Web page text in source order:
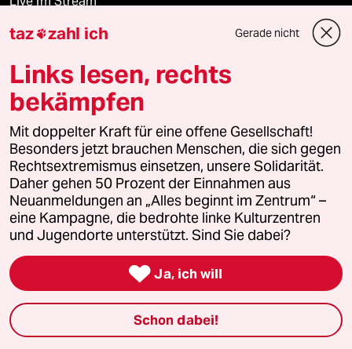
Vergangene
taz lab 2027
Mehr taz Lesestoff
taz Blogs
taz FUTURZWEI
Le Monde diplomatique
taz Archiv
taz zahl ich Gerade nicht
Links lesen, rechts
bekämpfen
Mit doppelter Kraft für eine offene Gesellschaft!
Besonders jetzt brauchen Menschen, die sich gegen
Rechtsextremismus einsetzen, unsere Solidarität.
Daher gehen 50 Prozent der Einnahmen aus
Neuanmeldungen an „Alles beginnt im Zentrum“ –
eine Kampagne, die bedrohte linke Kulturzentren
und Jugendorte unterstützt. Sind Sie dabei?
 Ja, ich will
Schon dabei!